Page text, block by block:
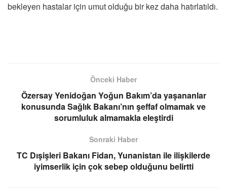
bekleyen hastalar için umut olduğu bir kez daha hatırlatıldı.
Önceki Haber
Özersay Yenidoğan Yoğun Bakım’da yaşananlar
konusunda Sağlık Bakanı’nın şeffaf olmamak ve
sorumluluk almamakla eleştirdi
Sonraki Haber
TC Dışişleri Bakanı Fidan, Yunanistan ile ilişkilerde
iyimserlik için çok sebep olduğunu belirtti